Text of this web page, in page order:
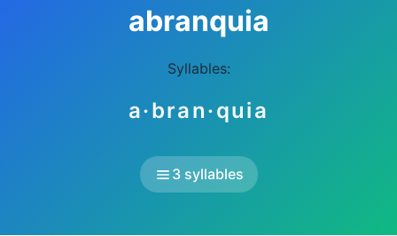
abranquia
Syllables:
a·bran·quia
3 syllables